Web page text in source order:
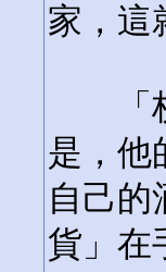
家，這
「枚
是，他
自己的
貨」在